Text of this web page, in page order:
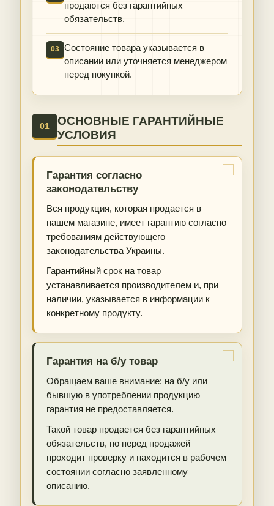
продаются без гарантийных
обязательств.
03 Состояние товара указывается в
описании или уточняется менеджером
перед покупкой.
01
ОСНОВНЫЕ ГАРАНТИЙНЫЕ
УСЛОВИЯ
Гарантия согласно
законодательству
Вся продукция, которая продается в
нашем магазине, имеет гарантию согласно
требованиям действующего
законодательства Украины.
Гарантийный срок на товар
устанавливается производителем и, при
наличии, указывается в информации к
конкретному продукту.
Гарантия на б/у товар
Обращаем ваше внимание: на б/у или
бывшую в употреблении продукцию
гарантия не предоставляется.
Такой товар продается без гарантийных
обязательств, но перед продажей
проходит проверку и находится в рабочем
состоянии согласно заявленному
описанию.